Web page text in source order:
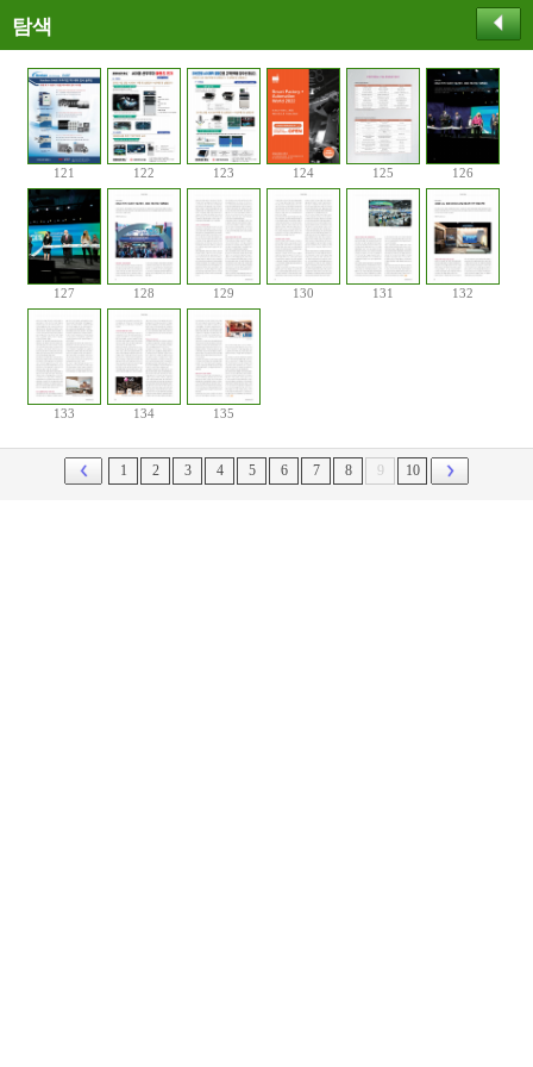
탐색
121 122 123 124 125 126
127 128 129 130 131 132
133 134 135
1 2 3 4 5 6 7 8 9 10